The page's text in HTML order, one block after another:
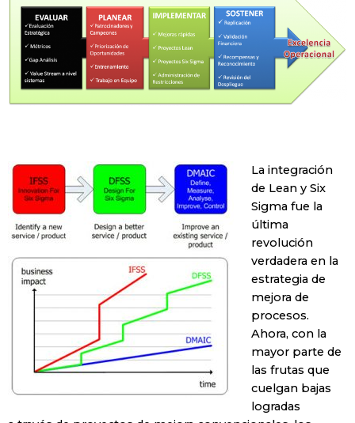
La integración
de Lean y Six
Sigma fue la
última
revolución
verdadera en la
estrategia de
mejora de
procesos.
Ahora, con la
mayor parte de
las frutas que
cuelgan bajas
logradas